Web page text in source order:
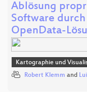
Ablösung
Software
OpenData-
Kartographie und
Robert Klemm and